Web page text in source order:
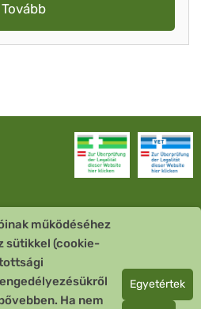
Tovább
működéséhez
sütikkel (cookie-
Ha nem
Egyetértek